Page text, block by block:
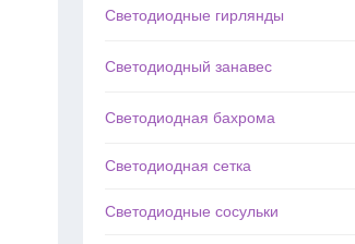
Светодиодные гирлянды
Светодиодный занавес
Светодиодная бахрома
Светодиодная сетка
Светодиодные сосульки